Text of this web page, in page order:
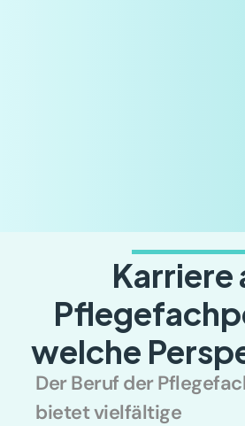
Karriere
welche
Der Beruf der
bietet vielfältige